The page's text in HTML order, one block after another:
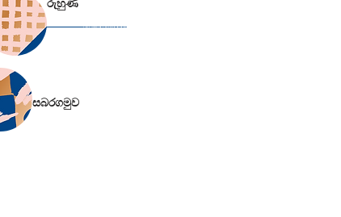
​පොහොසත් රසය
​සබරගමුව
රුහුණ